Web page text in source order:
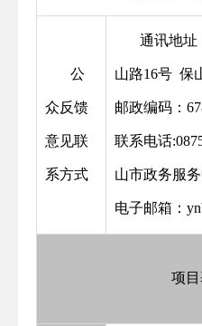
公
众反馈
意见联
系方式
通讯地址
山路16号 保
邮政编码：
联系电话
山市政务服
电子邮箱：
项